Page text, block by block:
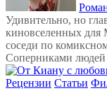
Удивительно, но
киновселенных для
соседи по
Соперниками людей
Рецензии Статьи